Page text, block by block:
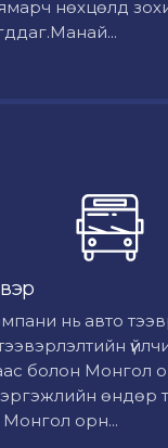
нөхцөлд
нь авто
болон Монгол
өндөр
Монгол орн...